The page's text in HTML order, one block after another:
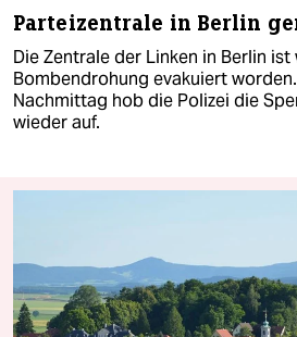
Parteizentrale in Berlin
Die Zentrale der Linken in Berlin ist
Bombendrohung evakuiert
Nachmittag hob die Polizei die
wieder auf.